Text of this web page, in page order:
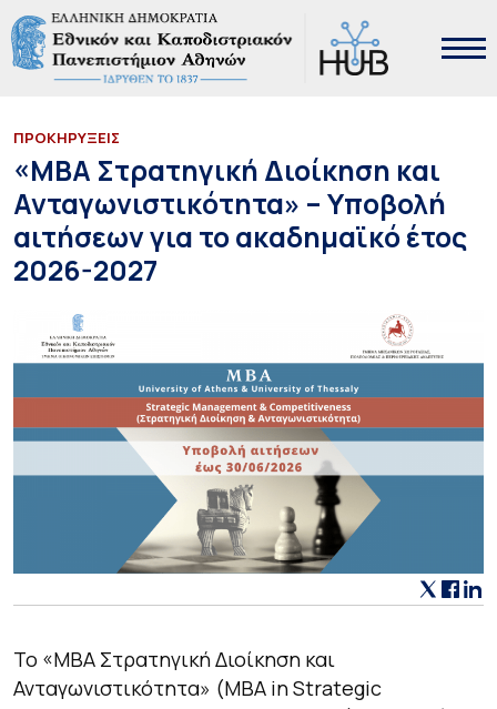
ΠΡΟΚΗΡΥΞΕΙΣ
«MBA Στρατηγική Διοίκηση και
Ανταγωνιστικότητα» – Υποβολή
αιτήσεων για το ακαδημαϊκό έτος
2026-2027
To «MBA Στρατηγική Διοίκηση και
Ανταγωνιστικότητα» (ΜΒΑ in Strategic